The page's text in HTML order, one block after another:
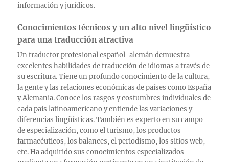
información y jurídicos.
Conocimientos técnicos y un alto nivel lingüístico
para una traducción atractiva
Un traductor profesional español-alemán demuestra
excelentes habilidades de traducción de idiomas a través de
su escritura. Tiene un profundo conocimiento de la cultura,
la gente y las relaciones económicas de países como España
y Alemania. Conoce los rasgos y costumbres individuales de
cada país latinoamericano y entiende las variaciones y
diferencias lingüísticas. También es experto en su campo
de especialización, como el turismo, los productos
farmacéuticos, los balances, el periodismo, los sitios web,
etc. Ha adquirido sus conocimientos especializados